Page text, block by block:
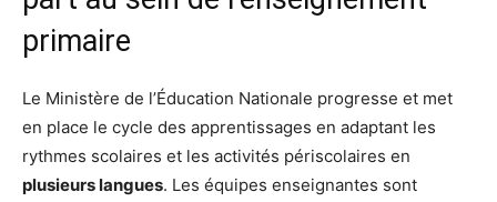
primaire
Le Ministère de l’Éducation Nationale progresse et met
en place le cycle des apprentissages en adaptant les
rythmes scolaires et les activités périscolaires en
plusieurs langues. Les équipes enseignantes sont